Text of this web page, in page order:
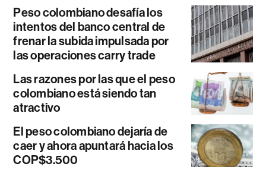
Peso colombiano desafía los
intentos del banco central de
frenar la subida impulsada por
las operaciones carry trade
Las razones por las que el peso
colombiano está siendo tan
atractivo
El peso colombiano dejaría de
caer y ahora apuntará hacia los
COP$3.500